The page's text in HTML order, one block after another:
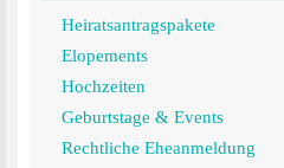
Heiratsantragspakete
Elopements
Hochzeiten
Geburtstage & Events
Rechtliche Eheanmeldung